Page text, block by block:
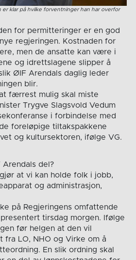
er klar på hvilke forventninger han har overfor
for permitteringer er en god
regjeringen. Kostnaden for
men de ansatte kan være i
og idrettslagene slipper å
ØIF Arendals daglig leder
blir.
færrest mulig skal miste
Trygve Slagsvold Vedum
i forbindelse med
foreløpige tiltakspakkene
og kultursektoren, ifølge VG.
del?
at vi kan holde folk i jobb,
og administrasjon,
på Regjeringens omfattende
tirsdag morgen. Ifølge
før helgen at den vil
fra LO, NHO og Virke om å
En slik ordning skal